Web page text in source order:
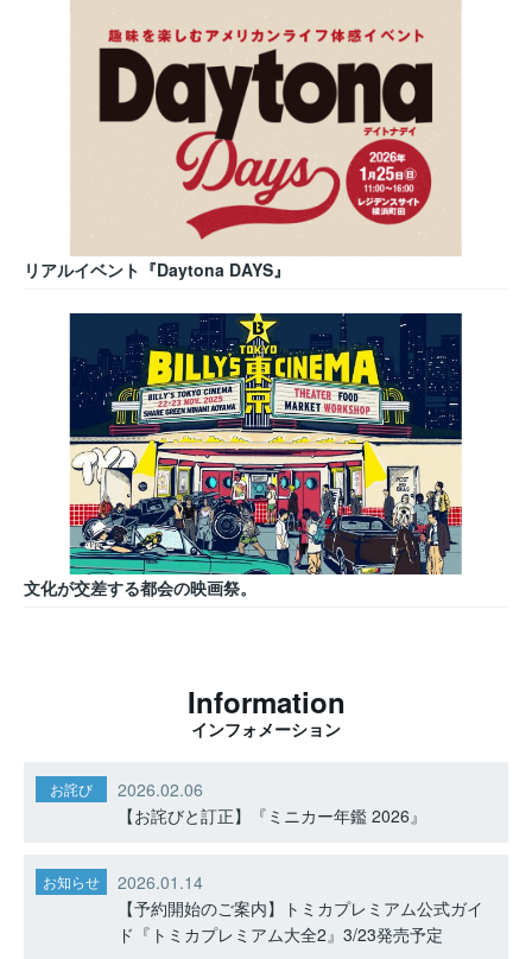
リアルイベント『Daytona DAYS』
文化が交差する都会の映画祭。
Information
インフォメーション
お詫び
2026.02.06
【お詫びと訂正】『ミニカー年鑑 2026』
お知らせ
2026.01.14
【予約開始のご案内】トミカプレミアム公式ガイ
ド『トミカプレミアム大全2』3/23発売予定